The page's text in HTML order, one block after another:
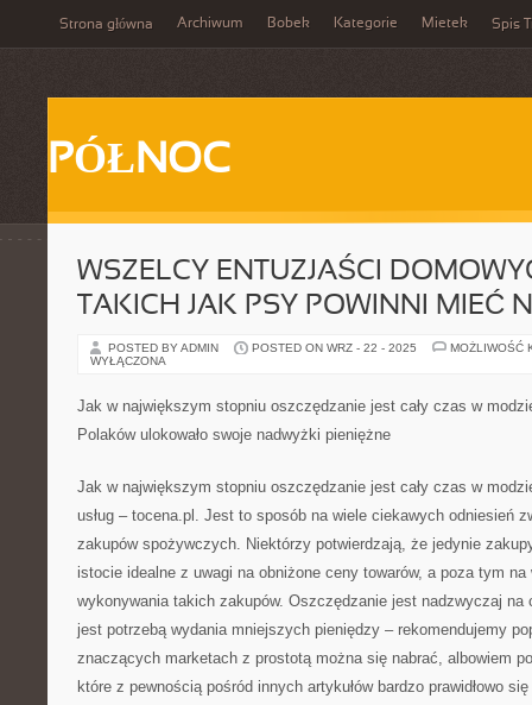
Strona główna Archiwum Bobek Kategorie Mietek Spis
PÓŁNOC
WSZELCY ENTUZJAŚCI
TAKICH JAK PSY POWINNI MIEĆ
POSTED BY ADMIN POSTED ON WRZ - 22 - 2025
MOŻLIWOŚĆ
WYŁĄCZONA
Jak w największym stopniu oszczędzanie jest cały czas w
Polaków ulokowało swoje nadwyżki pieniężne
Jak w największym stopniu oszczędzanie jest cały czas w
usług – tocena.pl. Jest to sposób na wiele ciekawych odniesień
zakupów spożywczych. Niektórzy potwierdzają, że jedynie
istocie idealne z uwagi na obniżone ceny towarów, a poza tym na
wykonywania takich zakupów. Oszczędzanie jest nadzwyczaj na
jest potrzebą wydania mniejszych pieniędzy – rekomendujemy
znaczących marketach z prostotą można się nabrać, albowiem
które z pewnością pośród innych artykułów bardzo prawidłowo